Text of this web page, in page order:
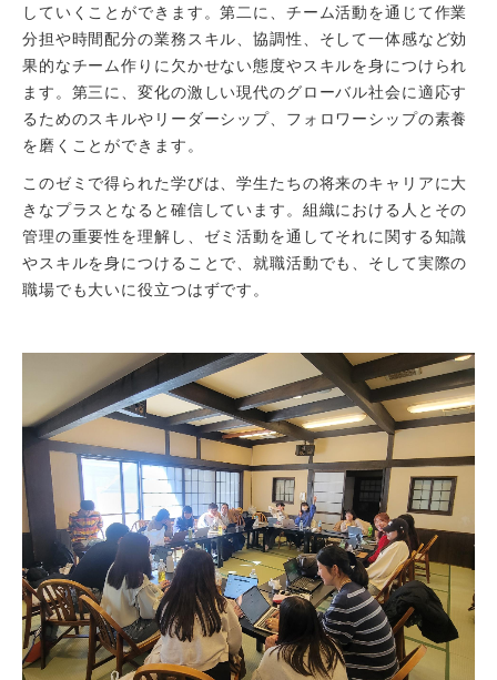
していくことができます。第二に、チーム活動を通じて作業
分担や時間配分の業務スキル、協調性、そして一体感など効
果的なチーム作りに欠かせない態度やスキルを身につけられ
ます。第三に、変化の激しい現代のグローバル社会に適応す
るためのスキルやリーダーシップ、フォロワーシップの素養
を磨くことができます。
このゼミで得られた学びは、学生たちの将来のキャリアに大
きなプラスとなると確信しています。組織における人とその
管理の重要性を理解し、ゼミ活動を通してそれに関する知識
やスキルを身につけることで、就職活動でも、そして実際の
職場でも大いに役立つはずです。